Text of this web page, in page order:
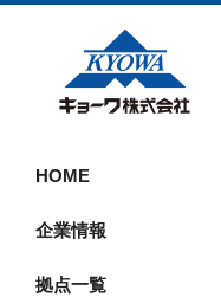
HOME
企業情報
拠点一覧